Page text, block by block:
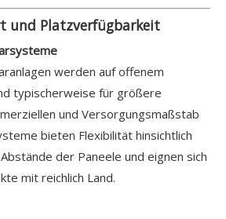
und Platzverfügbarkeit
werden auf offenem
typischerweise für größere
und Versorgungsmaßstab
bieten Flexibilität hinsichtlich
der Paneele und eignen sich
mit reichlich Land.